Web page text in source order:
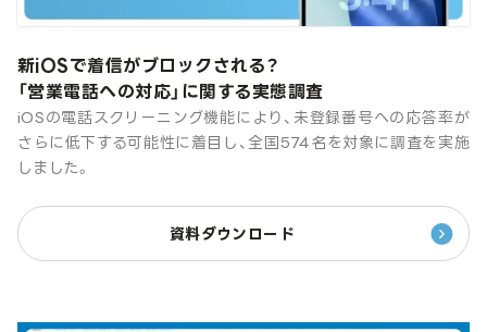
新iOSで着信がブロックされる？
「営業電話への対応」に関する実態調査
iOSの電話スクリーニング機能により、未登録番号への応答率が
さらに低下する可能性に着目し、全国574名を対象に調査を実施
しました。
資料ダウンロード